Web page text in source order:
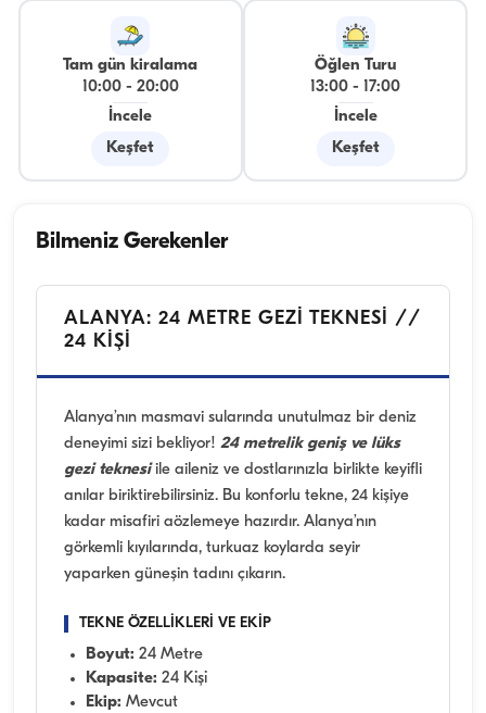
Tam gün kiralama
10:00- 20:00
İncele
Keşfet
Öğlen Turu
13:00 -
17:00
İncele
Keşfet
Bilmeniz Gerekenler
ALANYA: 24 METRE GEZİ TEKNESİ //
24 KİŞİ
Alanya’nın masmavi sularında unutulmaz bir deniz
deneyimi sizi bekliyor! 24 metrelik geniş ve lüks
gezi teknesiile aileniz ve dostlarınızla birlikte keyifli
anılar biriktirebilirsiniz. Bu konforlu tekne, 24 kişiye
kadar misafiri aözlemeye hazırdır. Alanya’nın
görkemli kıyılarında, turkuaz koylarda seyir
yaparken güneşin tadını çıkarın.
TEKNE ÖZELLİKLERİ VE EKİP
Boyut: 24 Metre
Kapasite: 24 Kişi
Ekip: Mevcut